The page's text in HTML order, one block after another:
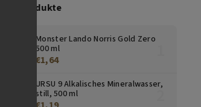
10 Produkte
Monster Lando Norris Gold Zero
500 ml
€1,64
URSU 9 Alkalisches Mineralwasser,
still, 500 ml